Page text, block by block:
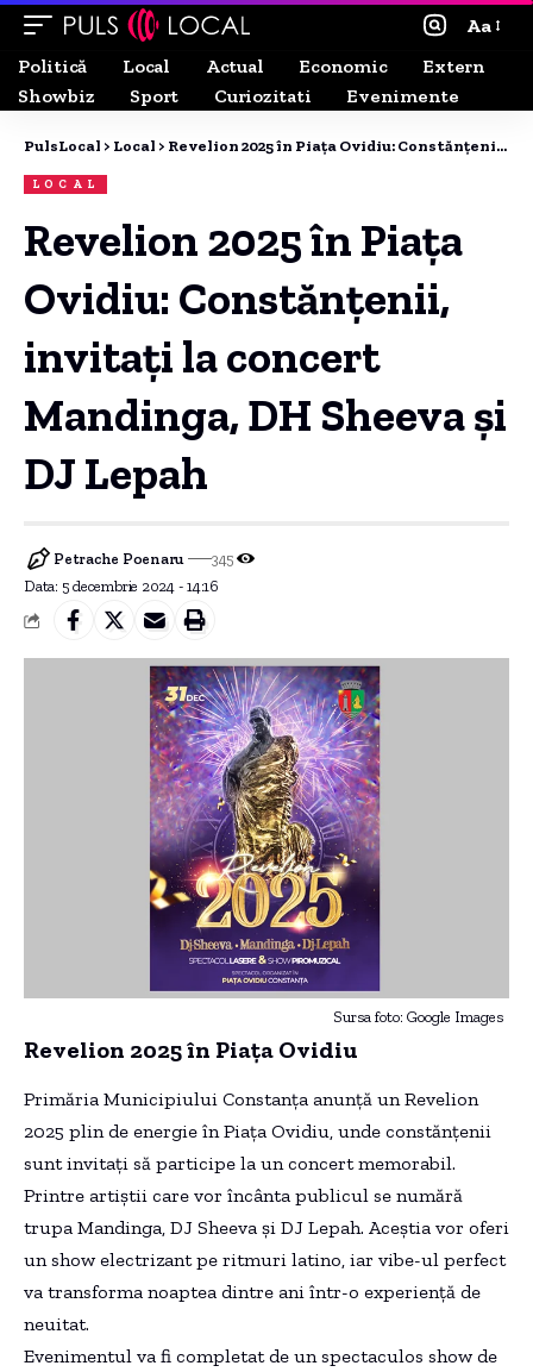
Aa
Politică
Local Actual Economic
Extern
Showbiz
Sport Curiozitati Evenimente
PulsLocal > Local > Revelion 2025 în Piața Ovidiu: Constănțenii, invitați la concert Mandinga, DH Sheeva și DJ Lepah
LOCAL
Revelion 2025 în Piața
Ovidiu: Constănțenii,
invitați la concert
Mandinga, DH Sheeva și
DJ Lepah
Data: 5 decembrie 2024 - 14:16
Petrache Poenaru 345
Sursa foto: Google Images
Revelion 2025 în Piața Ovidiu
Primăria Municipiului Constanța anunță un Revelion
2025 plin de energie în Piața Ovidiu, unde constănțenii
sunt invitați să participe la un concert memorabil.
Printre artiștii care vor încânta publicul se numără
trupa Mandinga, DJ Sheeva și DJ Lepah. Aceștia vor oferi
un show electrizant pe ritmuri latino, iar vibe-ul perfect
va transforma noaptea dintre ani într-o experiență de
neuitat.
Evenimentul va fi completat de un spectaculos show de